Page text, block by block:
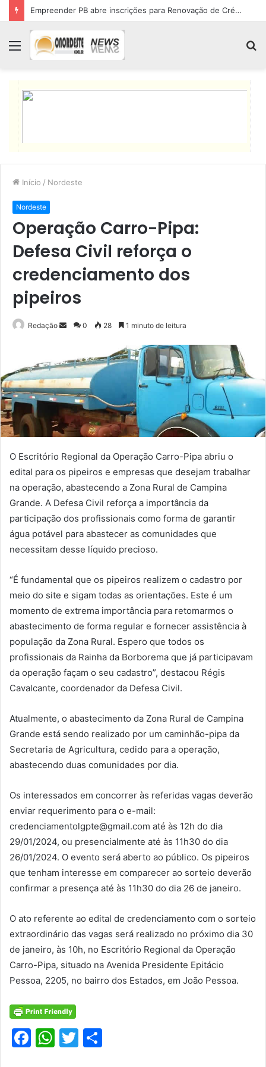
Empreender PB abre inscrições para Renovação de Crédito
Menu
Início / Nordeste
Nordeste
Operação Carro-Pipa:
Defesa Civil reforça o
credenciamento dos
pipeiros
Redação
Mande
mail
0 28 1 minuto de leitura
O Escritório Regional da Operação Carro-Pipa abriu o
edital para os pipeiros e empresas que desejam trabalhar
na operação, abastecendo a Zona Rural de Campina
Grande. A Defesa Civil reforça a importância da
participação dos profissionais como forma de garantir
água potável para abastecer as comunidades que
necessitam desse líquido precioso.
“É fundamental que os pipeiros realizem o cadastro por
meio do site e sigam todas as orientações. Este é um
momento de extrema importância para retomarmos o
abastecimento de forma regular e fornecer assistência à
população da Zona Rural. Espero que todos os
profissionais da Rainha da Borborema que já participavam
da operação façam o seu cadastro”, destacou Régis
Cavalcante, coordenador da Defesa Civil.
Atualmente, o abastecimento da Zona Rural de Campina
Grande está sendo realizado por um caminhão-pipa da
Secretaria de Agricultura, cedido para a operação,
abastecendo duas comunidades por dia.
Os interessados em concorrer às referidas vagas deverão
enviar requerimento para o e-mail:
credenciamentolgpte@gmail.com até às 12h do dia
29/01/2024, ou presencialmente até às 11h30 do dia
26/01/2024. O evento será aberto ao público. Os pipeiros
que tenham interesse em comparecer ao sorteio deverão
confirmar a presença até às 11h30 do dia 26 de janeiro.
O ato referente ao edital de credenciamento com o sorteio
extraordinário das vagas será realizado no próximo dia 30
de janeiro, às 10h, no Escritório Regional da Operação
Carro-Pipa, situado na Avenida Presidente Epitácio
Pessoa, 2205, no bairro dos Estados, em João Pessoa.
F
W T